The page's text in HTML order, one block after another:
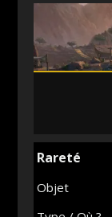
Rareté
Objet